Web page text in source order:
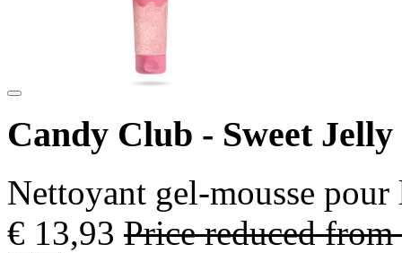
Candy Club - Sweet Jelly
Nettoyant gel-mousse pour
€ 13,93 Price reduced from